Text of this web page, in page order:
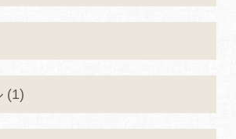
(1)